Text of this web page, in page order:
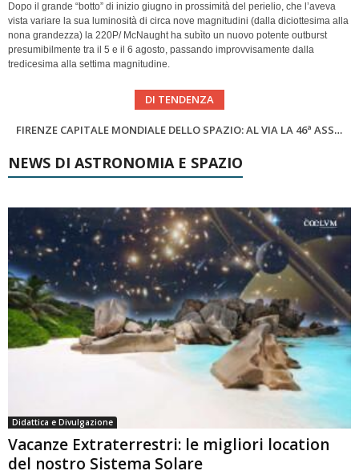
Dopo il grande “botto” di inizio giugno in prossimità del perielio, che l’aveva
vista variare la sua luminosità di circa nove magnitudini (dalla diciottesima alla
nona grandezza) la 220P/ McNaught ha subìto un nuovo potente outburst
presumibilmente tra il 5 e il 6 agosto, passando improvvisamente dalla
tredicesima alla settima magnitudine.
DI TENDENZA
Cielo del Mese di Agosto 2026
SUPERNOVAE aggiornamenti del mese – Agosto 2026
NEWS DI ASTRONOMIA E SPAZIO
Didattica e Divulgazione
Vacanze Extraterrestri: le migliori location
del nostro Sistema Solare